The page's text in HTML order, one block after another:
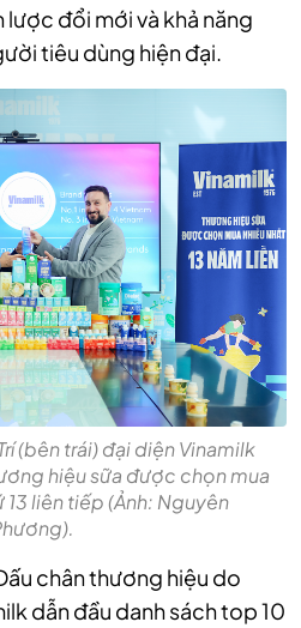
lược đổi mới và khả năng
tiêu dùng hiện đại.
(bên trái) đại diện Vinamilk
hiệu sữa được chọn mua
13 liên tiếp (Ảnh: Nguyên
chân thương hiệu do
dẫn đầu danh sách top 10